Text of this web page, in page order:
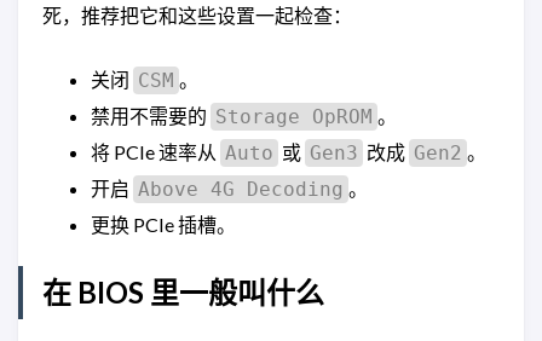
死，推荐把它和这些设置一起检查：
关闭 CSM 。
禁用不需要的 Storage OpROM 。
将 PCIe 速率从 Auto 或 Gen3 改成 Gen2 。
开启 Above 4G Decoding 。
更换 PCIe 插槽。
在 BIOS 里一般叫什么